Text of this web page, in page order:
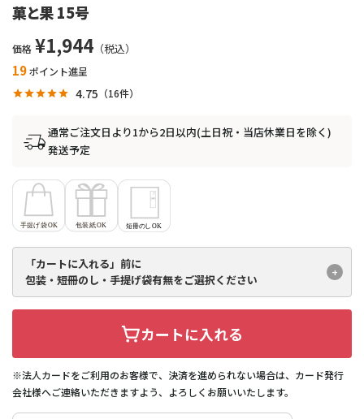
菓と果 15号
価格 ¥1,944
19ポイント進呈
4.75 16
通常ご注文日より1から2日以内(土日祝・当店休業日を除く)
発送予定
「カートに入れる」前に
包装・短冊のし・手提げ袋有無をご選択ください
カートに入れる
※法人カードをご利用のお客様で、決済を進められない場合は、カード発行
会社様へご連絡いただきますよう、よろしくお願いいたします。